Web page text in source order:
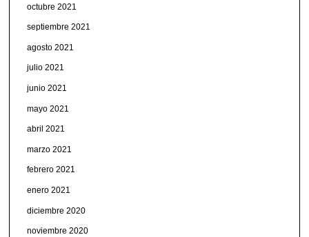
octubre 2021
septiembre 2021
agosto 2021
julio 2021
junio 2021
mayo 2021
abril 2021
marzo 2021
febrero 2021
enero 2021
diciembre 2020
noviembre 2020